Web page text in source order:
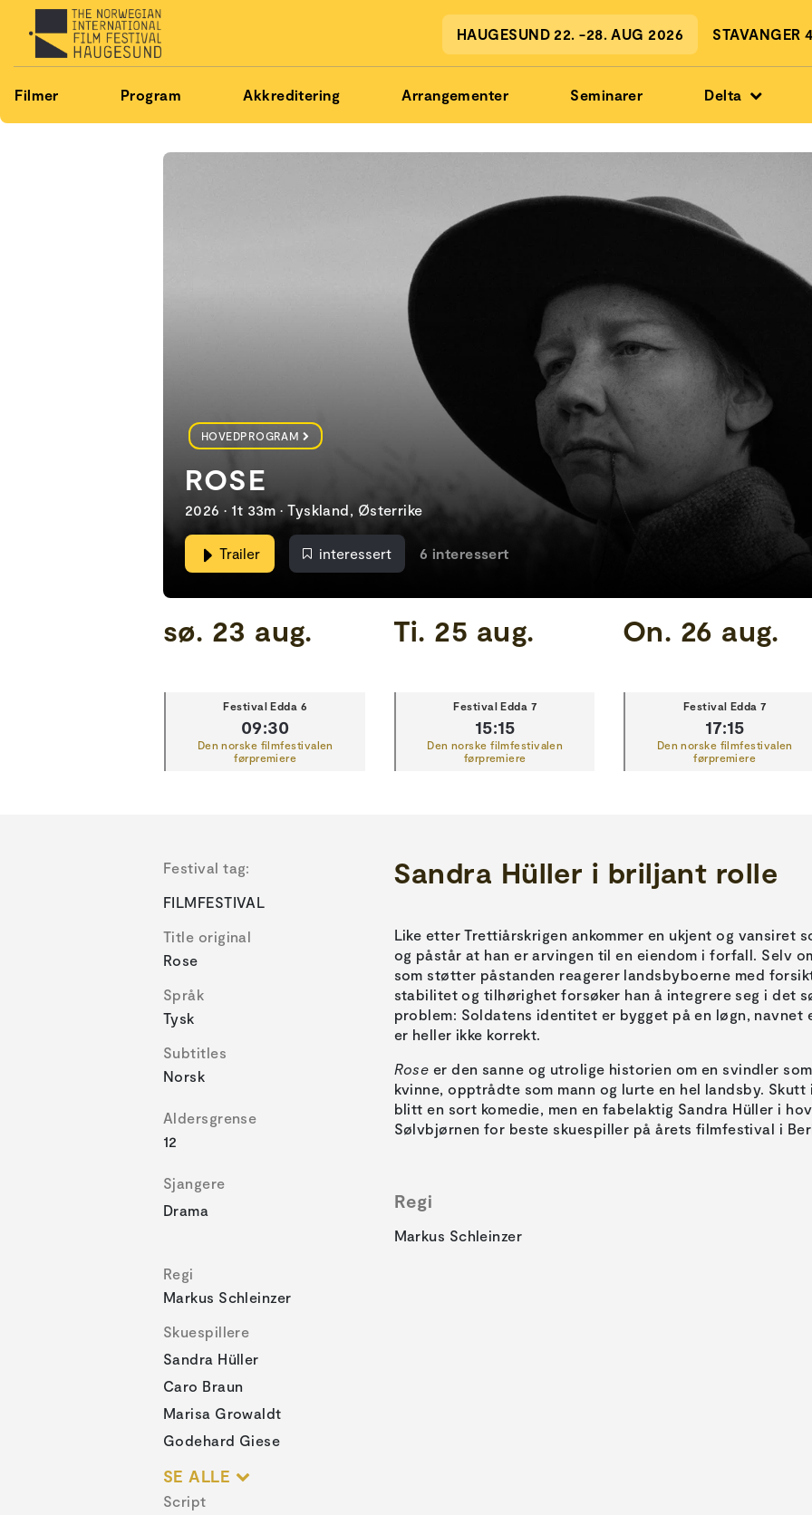
HAUGESUND 22. -28. AUG 2026 STAVANGER
Filmer Program Akkreditering Arrangementer Seminarer Delta
HOVEDPROGRAM
ROSE
2026 • 1t 33m • Tyskland, Østerrike
Trailer interessert 6 interessert
sø. 23 aug.
Festival Edda 6
09:30
Den norske filmfestivalen
førpremiere
Ti. 25 aug.
Festival Edda 7
15:15
Den norske filmfestivalen
førpremiere
On. 26 aug.
Festival Edda 7
17:15
Den norske filmfestivalen
førpremiere
Festival tag:
FILMFESTIVAL
Title original
Rose
Språk
Tysk
Subtitles
Norsk
Aldersgrense
12
Sjangere
Drama
Regi
Markus Schleinzer
Skuespillere
Sandra Hüller
Caro Braun
Marisa Growaldt
Godehard Giese
SE ALLE
Script
Sandra Hüller i briljant rolle
Like etter Trettiårskrigen ankommer en ukjent og vansiret
og påstår at han er arvingen til en eiendom i forfall. Selv
som støtter påstanden reagerer landsbyboerne med
stabilitet og tilhørighet forsøker han å integrere seg i det
problem: Soldatens identitet er bygget på en løgn, navnet
er heller ikke korrekt.
Rose er den sanne og utrolige historien om en svindler
kvinne, opptrådte som mann og lurte en hel landsby.
blitt en sort komedie, men en fabelaktig Sandra Hüller i
Sølvbjørnen for beste skuespiller på årets filmfestival i
Regi
Markus Schleinzer